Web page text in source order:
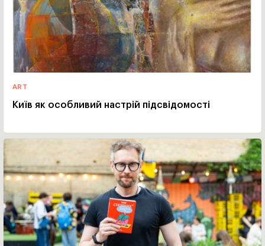
ART
Київ як особливий настрій підсвідомості